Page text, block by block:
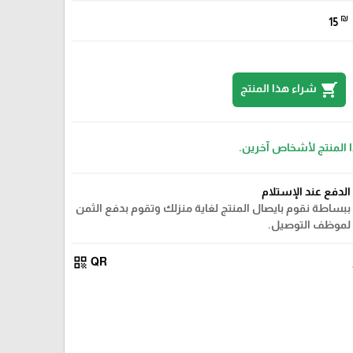
15 ₪
shopping_cart شراء هذا المنتج
المنتج لأشخاص آخرين.
الدفع عند الإستلام
ببساطة نقوم بايصال المنتج لغاية منزلك وتقوم بدفع الثمن
لموظف التوصيل.
QR
qr_code